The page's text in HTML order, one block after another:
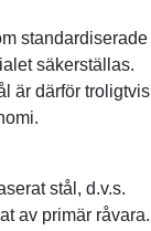
standardiserade
säkerställas.
är därför troligtvis
stål, d.v.s.
av primär råvara.